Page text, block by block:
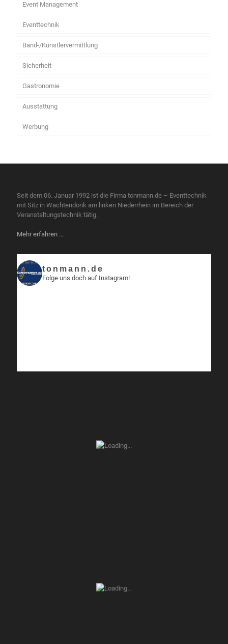
Event Management
Eventtechnik
Band-/Künstlervermittlung
Sicherheit
Gastronomie
Ausstattung
Werbung
Seit dem 06. Januar 1992 ist die Firma tonmann.de – Eventtechnik
mit Sitz in Wachtendonk am linken Niederrhein im Bereich der
Veranstaltungstechnik tätig.
Mehr erfahren ...
tonmann.de
Folge uns doch auf Instagram!